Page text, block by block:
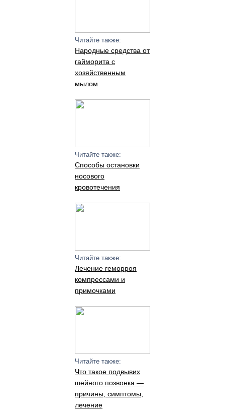
Читайте также:
Народные средства от
гайморита с
хозяйственным
мылом
Читайте также:
Способы остановки
носового
кровотечения
Читайте также:
Лечение геморроя
компрессами и
примочками
Читайте также:
Что такое подвывих
шейного позвонка —
причины, симптомы,
лечение